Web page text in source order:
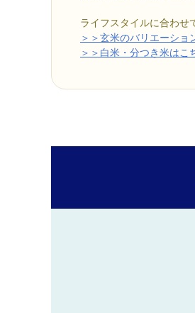
ライフスタイルに合わせ
＞＞玄米のバリエーショ
＞＞白米・分つき米はこ